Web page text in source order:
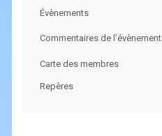
Évènements
Commentaires de l’évènement
Carte des membres
Repères